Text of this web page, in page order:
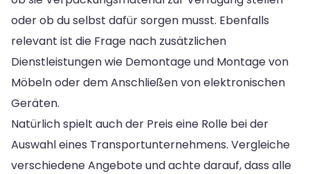
oder ob du selbst dafür sorgen musst. Ebenfalls
relevant ist die Frage nach zusätzlichen
Dienstleistungen wie Demontage und Montage von
Möbeln oder dem Anschließen von elektronischen
Geräten.
Natürlich spielt auch der Preis eine Rolle bei der
Auswahl eines Transportunternehmens. Vergleiche
verschiedene Angebote und achte darauf, dass alle